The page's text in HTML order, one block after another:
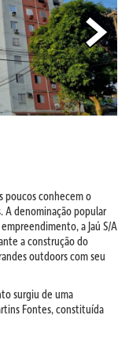
poucos conhecem o
A denominação popular
a Jaú S/A
a construção do
outdoors com seu
surgiu de uma
Fontes, constituída